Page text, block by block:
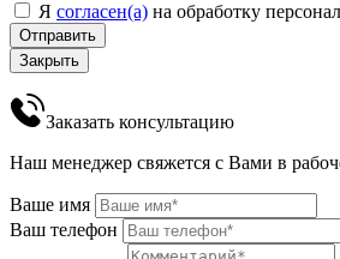
Я согласен(а) на обработку
Отправить
Закрыть
Заказать консультацию
Наш менеджер свяжется с Вами в
Ваше имя
Ваш телефон